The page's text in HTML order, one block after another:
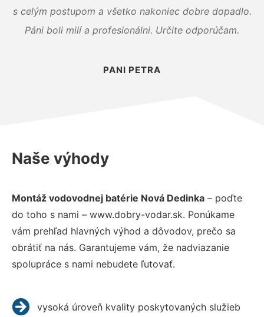
s celým postupom a všetko nakoniec dobre dopadlo.
Páni boli milí a profesionálni. Určite odporúčam.
PANI PETRA
Naše výhody
Montáž vodovodnej batérie Nová Dedinka – poďte
do toho s nami – www.dobry-vodar.sk. Ponúkame
vám prehľad hlavných výhod a dôvodov, prečo sa
obrátiť na nás. Garantujeme vám, že nadviazanie
spolupráce s nami nebudete ľutovať.
vysoká úroveň kvality poskytovaných služieb